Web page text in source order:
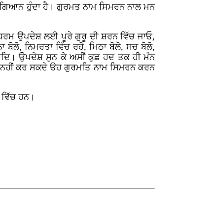
ਹੁੰਦਾ ਹੈ। ਗੁਰਮਤ ਨਾਮ ਸਿਮਰਨ ਨਾਲ ਮਨ
ਉਪਦੇਸ਼ ਲਈ ਪੂਰੇ ਗੁਰੂ ਦੀ ਸ਼ਰਨ ਵਿੱਚ ਜਾਓ,
ਨਿਮਰਤਾ ਵਿੱਚ ਰਹੋ, ਮਿਠਾ ਬੋਲੋ, ਸਚ ਬੋਲੋ,
ਉਪਦੇਸ਼ ਸੁਨ ਕੇ ਅਸੀਂ ਕੁਛ ਹਦ ਤਕ ਹੀ ਮੰਨ
ਕਰ ਸਕਦੇ ੳਹ ਗੁਰਮਤਿ ਨਾਮ ਸਿਮਰਨ ਕਰਨ
ਹਨ।